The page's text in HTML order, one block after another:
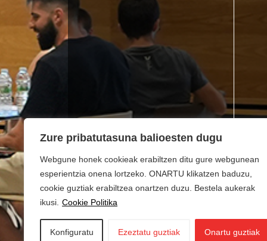
Zure pribatutasuna balioesten dugu
Webgune honek cookieak erabiltzen ditu gure webgunean
esperientzia onena lortzeko. ONARTU klikatzen baduzu,
cookie guztiak erabiltzea onartzen duzu. Bestela aukerak
ikusi. Cookie Politika
Konfiguratu Ezeztatu guztiak Onartu guztiak